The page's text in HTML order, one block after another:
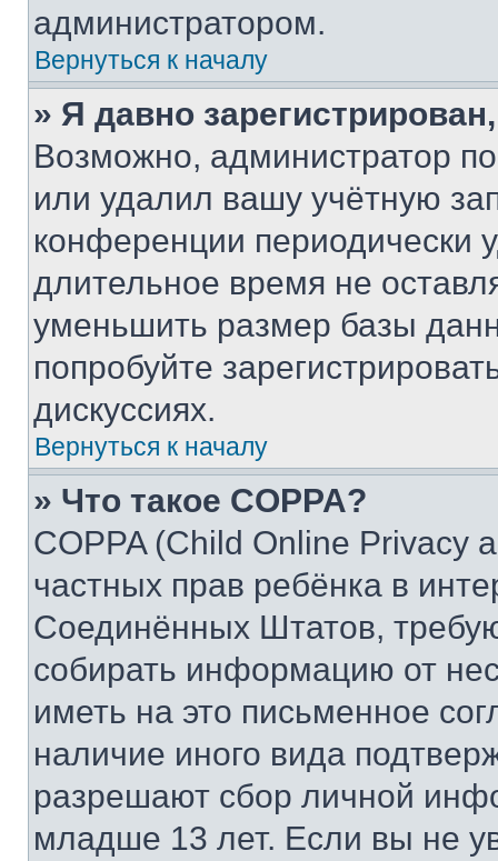
администратором.
Вернуться к началу
» Я давно
Возможно, администратор
или удалил вашу учётную
конференции периодически
длительное время не
уменьшить размер базы
попробуйте
дискуссиях.
Вернуться к началу
» Что такое COPPA?
COPPA (Child Online Privacy
частных прав ребёнка в
Соединённых Штатов,
собирать информацию от
иметь на это письменное
наличие иного вида
разрешают сбор личной
младше 13 лет. Если вы не